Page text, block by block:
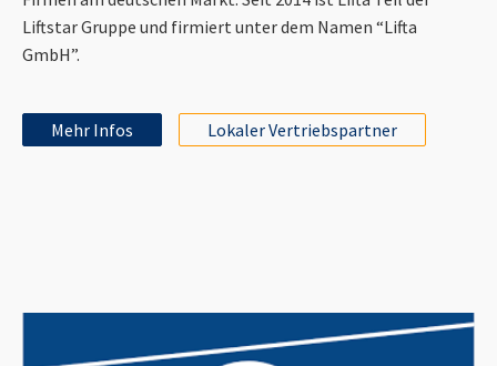
Liftstar Gruppe und firmiert unter dem Namen “Lifta
GmbH”.
Mehr Infos Lokaler Vertriebspartner